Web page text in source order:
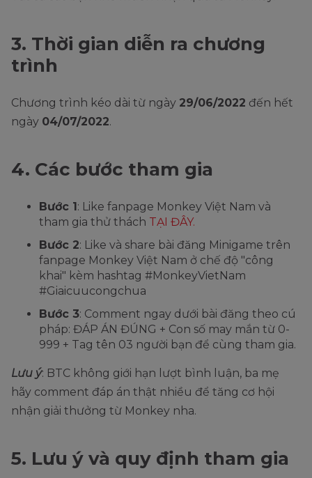
3. Thời gian diễn ra chương
trình
Chương trình kéo dài từ ngày 29/06/2022 đến hết
ngày 04/07/2022.
4. Các bước tham gia
Bước 1: Like fanpage Monkey Việt Nam và
tham gia thử thách TẠI ĐÂY.
Bước 2: Like và share bài đăng Minigame trên
fanpage Monkey Việt Nam ở chế độ "công
khai" kèm hashtag #MonkeyVietNam
#Giaicuucongchua
Bước 3: Comment ngay dưới bài đăng theo cú
pháp: ĐÁP ÁN ĐÚNG + Con số may mắn từ 0-
999 + Tag tên 03 người bạn để cùng tham gia.
Lưu ý: BTC không giới hạn lượt bình luận, ba mẹ
hãy comment đáp án thật nhiều để tăng cơ hội
nhận giải thưởng từ Monkey nha.
5. Lưu ý và quy định tham gia